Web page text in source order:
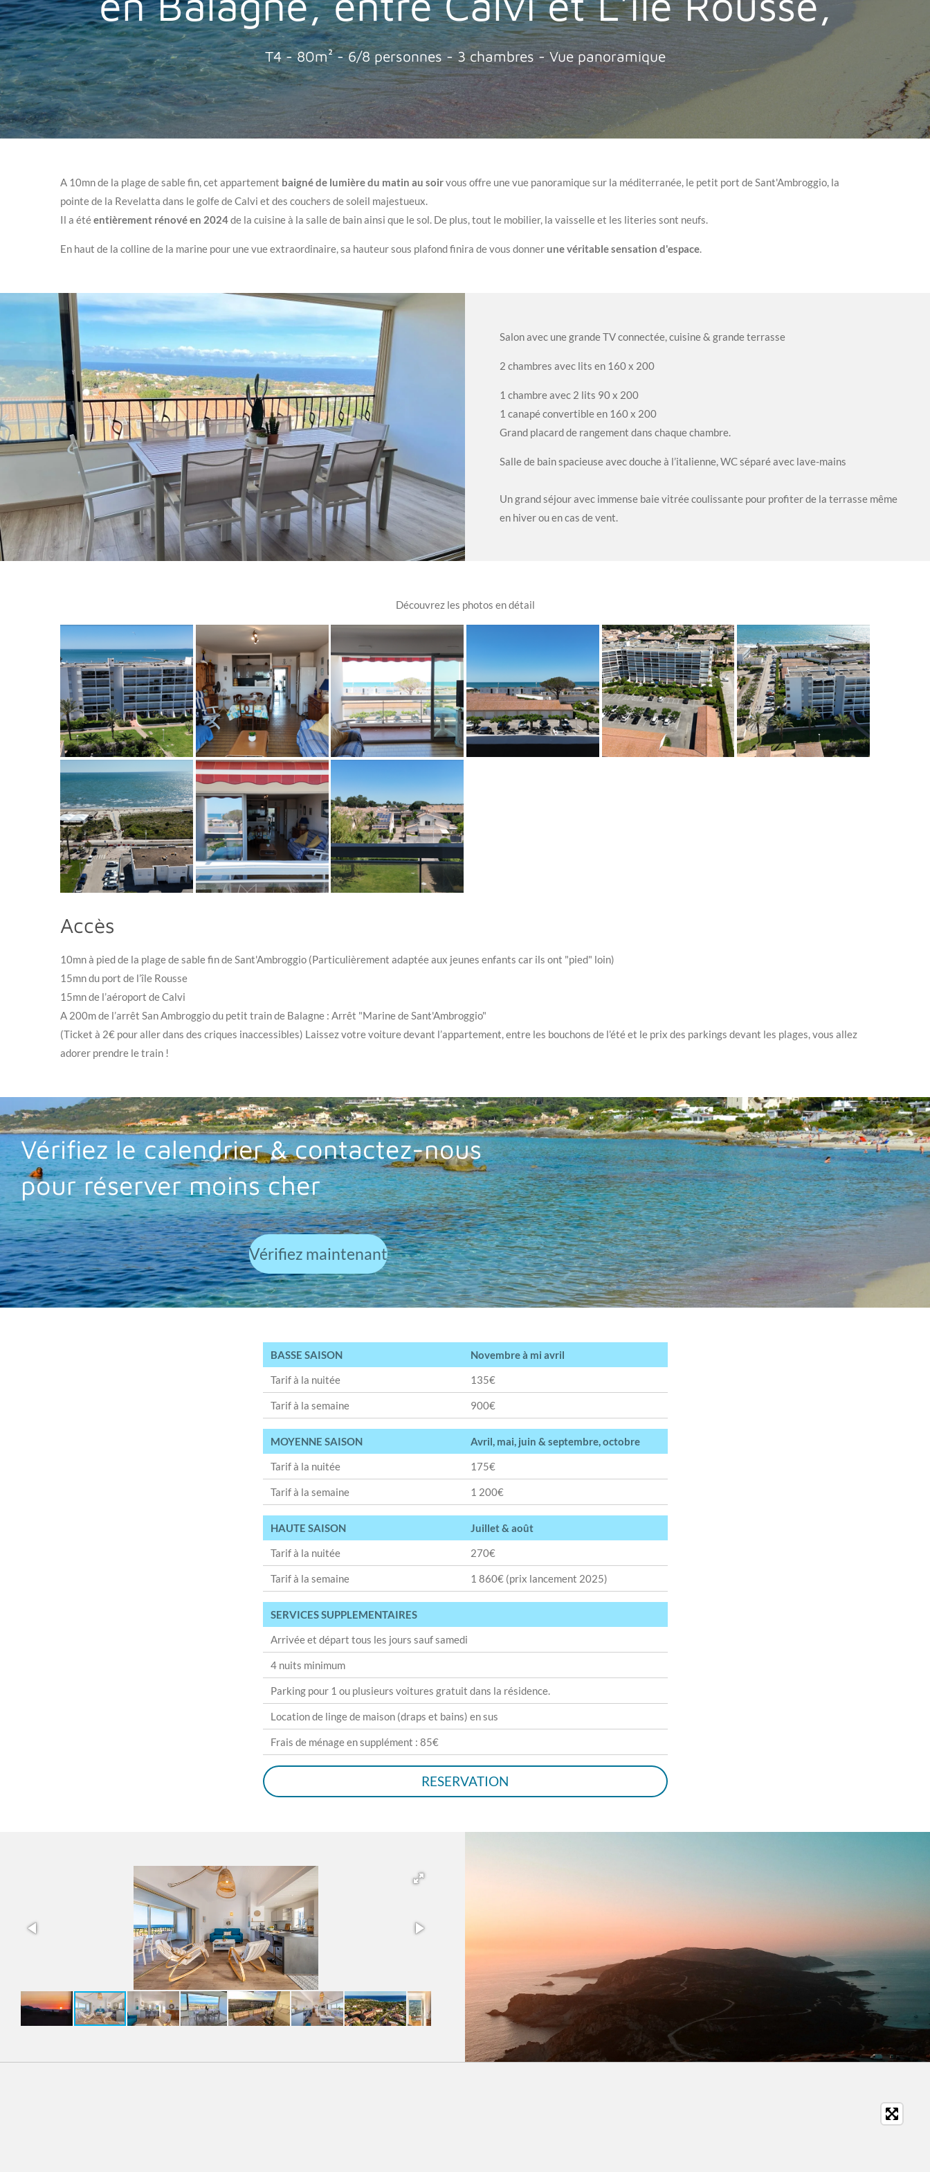
T4 - 80m² - 6/8 personnes - 3 chambres - Vue panoramique
A 10mn de la plage de sable fin, cet appartement baigné de lumière du matin au soirvous offre une vue panoramique sur la méditerranée, le petit port de Sant'Ambroggio, la
pointe de la Revelatta dans le golfe de Calvi et des couchers de soleil majestueux.
Il a étéentièrement rénové en 2024de la cuisine à la salle de bain ainsi que le sol. De plus, tout le mobilier, la vaisselle et les literies sont neufs.
En haut de la colline de la marine pour une vue extraordinaire, sa hauteur sous plafond finira de vous donnerune véritable sensation d'espace.
Salon avec une grande TV connectée, cuisine & grande terrasse
2 chambres avec lits en 160 x 200
1 chambre avec 2 lits 90 x 200
1 canapé convertible en 160 x 200
Grand placard de rangement dans chaque chambre.
Salle de bain spacieuse avec douche à l’italienne, WC séparé avec lave-mains
Un grand séjour avec immense baie vitrée coulissante pour profiter de la terrasse même
en hiver ou en cas de vent.
Découvrez les photos en détail
Accès
10mn à pied de la plage de sable fin de Sant'Ambroggio (Particulièrement adaptée aux jeunes enfants car ils ont "pied" loin)
15mn du port de l’île Rousse
15mn de l’aéroport de Calvi
A 200m de l’arrêt San Ambroggio du petit train de Balagne : Arrêt "Marine de Sant'Ambroggio"
(Ticket à 2€ pour aller dans des criques inaccessibles) Laissez votre voiture devant l’appartement, entre les bouchons de l’été et le prix des parkings devant les plages, vous allez
adorer prendre le train !
Vérifiez le calendrier & contactez-nous
pour réserver moins cher
Vérifiez maintenant
BASSE SAISON
Novembre à mi avril
Tarif à la nuitée
135€
Tarif à la semaine 900€
MOYENNE SAISON
Avril, mai, juin & septembre, octobre
Tarif à la nuitée
175€
Tarif à la semaine 1 200€
HAUTE SAISON
Juillet & août
Tarif à la nuitée
270€
Tarif à la semaine 1 860€ (prix lancement 2025)
SERVICES SUPPLEMENTAIRES
Arrivée et départ tous les jours sauf samedi
4 nuits minimum
Parking pour 1 ou plusieurs voitures gratuit dans la résidence.
Location de linge de maison (draps et bains) en sus
Frais de ménage en supplément : 85€
RESERVATION